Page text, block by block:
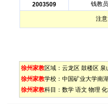
2003509
钱教员
注
徐州家教区域： 云龙区 鼓楼区 泉
徐州家教学校： 中国矿业大学南
徐州家教科目： 数学 语文 物理